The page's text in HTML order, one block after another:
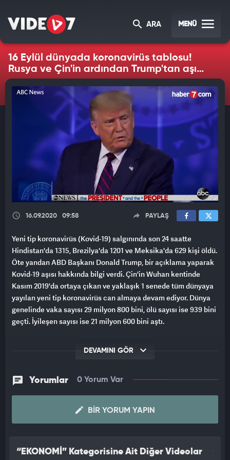
ARA MENÜ
16 Eylül dünyada koronavirüs tablosu!
Rusya ve Çin'in ardından Trump'tan aşı
müjdesi
16.09.2020 09:58 PAYLAŞ
Yeni tip koronavirüs (Kovid-19) salgınında son 24 saatte
Hindistan'da 1315, Brezilya'da 1201 ve Meksika'da 629 kişi öldü.
Öte yandan ABD Başkanı Donald Trump, bir açıklama yaparak
Kovid-19 aşısı hakkında bilgi verdi. Çin'in Wuhan kentinde
Kasım 2019'da ortaya çıkan ve yaklaşık 1 senede tüm dünyaya
yayılan yeni tip koronavirüs can almaya devam ediyor. Dünya
genelinde vaka sayısı 29 milyon 800 bini, ölü sayısı ise 939 bini
geçti. İyileşen sayısı ise 21 milyon 600 bini aştı.
ülkede 1315 kişinin daha yaşamını yitirmesiyle Kovid-19'dan
ölenlerin sayısı 82 bin 91'e yükseldi. Hindistan'da son 24 saatte
5 milyon 20 bin 359'a çıktı. Brezilya Sağlık Bakanlığının
verilerine göre, 1201 kişinin yaşamını yitirmesiyle ülkedeki
689 artarak 4 milyon 384 bin 299'a yükseldi. Meksika Sağlık
DEVAMINI GÖR
Yorumlar 0 Yorum Var
BIR YORUM YAPIN
“EKONOMİ” Kategorisine Ait Diğer Videolar